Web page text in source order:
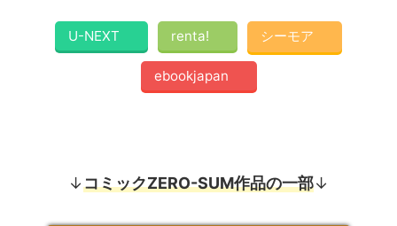
U-NEXT renta! シーモア
ebookjapan
↓コミックZERO-SUM作品の一部↓